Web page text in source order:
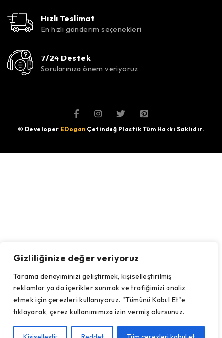
Gizliliğinize değer veriyoruz
Tarama deneyiminizi geliştirmek, kişiselleştirilmiş
reklamlar ya da içerikler sunmak ve trafiğimizi analiz
etmek için çerezleri kullanıyoruz. "Tümünü Kabul Et"e
tıklayarak, çerez kullanımımıza izin vermiş olursunuz.
Hızlı Teslimat
En hızlı gönderim seçenekleri
7/24 Destek
Sorularınıza önem veriyoruz
© Developer EDogan Çetindağ Plastik Tüm Hakkı Saklıdır.